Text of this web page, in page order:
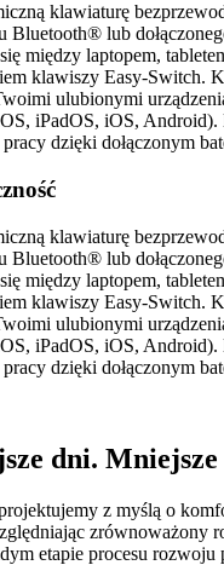
klawiaturę
Bluetooth® lub
między laptopem,
klawiszy Easy-Switch.
ulubionymi
iPadOS, iOS, Android).
pracy dzięki dołączonym
klawiaturę
Bluetooth® lub
między laptopem,
klawiszy Easy-Switch.
ulubionymi
iPadOS, iOS, Android).
pracy dzięki dołączonym
dni.
z myślą o
zrównoważony
etapie procesu rozwoju